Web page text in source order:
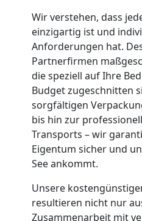
Wir verstehen, dass
einzigartig ist und
Anforderungen hat.
Partnerfirmen
die speziell auf Ihre
Budget zugeschnitten
sorgfältigen
bis hin zur
Transports – wir
Eigentum sicher und
See ankommt.
Unsere
resultieren nicht nur
Zusammenarbeit mit
LKW
Möbellift
Wiener
Neustadt
Übersiedlung
Wiener